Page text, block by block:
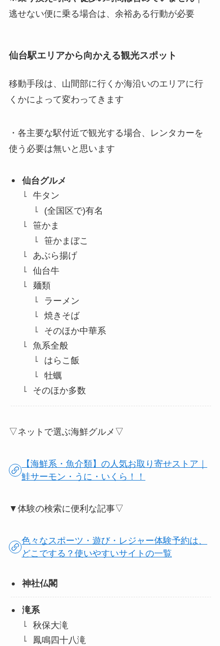
逃せない便に乗る場合は、余裕ある行動が必要
仙台駅エリアから向かえる観光スポット
移動手段は、山間部に行くか海沿いのエリアに行
くかによって変わってきます
・各主要な駅付近で観光する場合、レンタカーを
使う必要は無いと思います
仙台グルメ
牛タン
(全国区で)有名
笹かま
笹かまぼこ
あぶら揚げ
仙台牛
麺類
ラーメン
焼きそば
そのほか中華系
魚系全般
はらこ飯
牡蠣
そのほか多数
▽ネットで選ぶ海鮮グルメ▽
【海鮮系・魚介類】の人気お取り寄せストア｜
鮭サーモン・うに・いくら！！
▼体験の検索に便利な記事▽
色々なスポーツ・遊び・レジャー体験予約は、
どこでする？使いやすいサイトの一覧
神社仏閣
滝系
秋保大滝
鳳鳴四十八滝